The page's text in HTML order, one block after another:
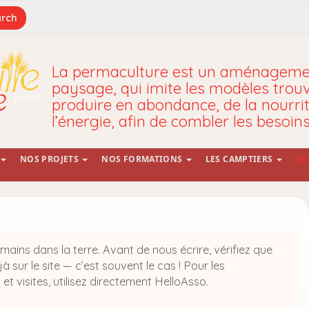
La permaculture est un
paysage, qui imite les modèles
produire en abondance, de la
l’énergie, afin de combler les
NOS PROJETS NOS FORMATIONS LES CAMPTIERS
dans la terre. Avant de nous écrire, vérifiez que
sur le site — c’est souvent le cas ! Pour les
visites, utilisez directement HelloAsso.